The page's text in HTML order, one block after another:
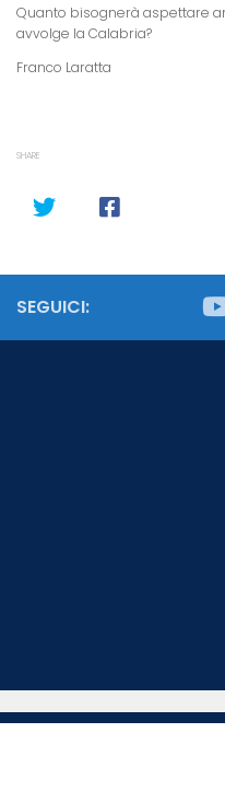
Quanto bisognerà aspettare
avvolge la Calabria?
Franco Laratta
SHARE
SEGUICI: